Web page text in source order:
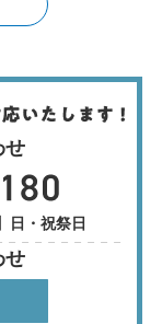
せ
日・祝祭日
せ